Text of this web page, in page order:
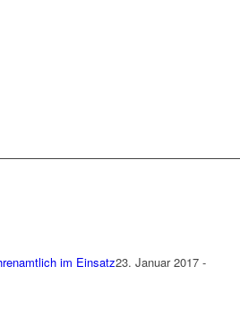
im Einsatz23. Januar 2017 -